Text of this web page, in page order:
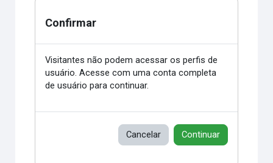
Confirmar
Visitantes não podem acessar os perfis de
usuário. Acesse com uma conta completa
de usuário para continuar.
Cancelar Continuar